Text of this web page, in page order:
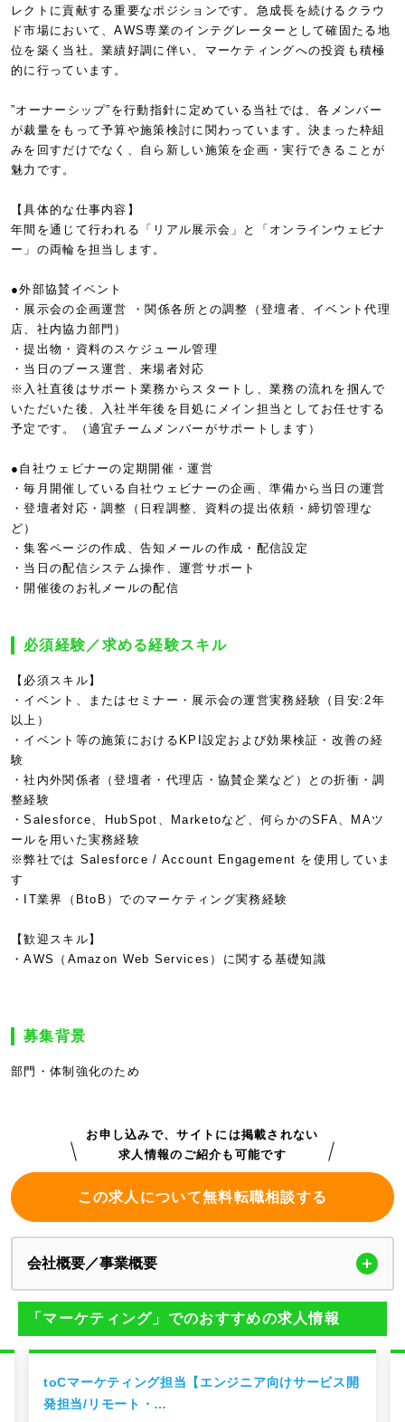
レクトに貢献する重要なポジションです。急成長を続けるクラウ
ド市場において、AWS専業のインテグレーターとして確固たる地
位を築く当社。業績好調に伴い、マーケティングへの投資も積極
的に行っています。
”オーナーシップ”を行動指針に定めている当社では、各メンバー
が裁量をもって予算や施策検討に関わっています。決まった枠組
みを回すだけでなく、自ら新しい施策を企画・実行できることが
魅力です。
【具体的な仕事内容】
年間を通じて行われる「リアル展示会」と「オンラインウェビナ
ー」の両輪を担当します。
●外部協賛イベント
・展示会の企画運営 ・関係各所との調整（登壇者、イベント代理
店、社内協力部門）
・提出物・資料のスケジュール管理
・当日のブース運営、来場者対応
※入社直後はサポート業務からスタートし、業務の流れを掴んで
いただいた後、入社半年後を目処にメイン担当としてお任せする
予定です。（適宜チームメンバーがサポートします）
●自社ウェビナーの定期開催・運営
・毎月開催している自社ウェビナーの企画、準備から当日の運営
・登壇者対応・調整（日程調整、資料の提出依頼・締切管理な
ど）
・集客ページの作成、告知メールの作成・配信設定
・当日の配信システム操作、運営サポート
・開催後のお礼メールの配信
必須経験／求める経験スキル
【必須スキル】
・イベント、またはセミナー・展示会の運営実務経験（目安:2年
以上）
・イベント等の施策におけるKPI設定および効果検証・改善の経
験
・社内外関係者（登壇者・代理店・協賛企業など）との折衝・調
整経験
・Salesforce、HubSpot、Marketoなど、何らかのSFA、MAツ
ールを用いた実務経験
※弊社では Salesforce / Account Engagement を使用していま
す
・IT業界（BtoB）でのマーケティング実務経験
【歓迎スキル】
・AWS（Amazon Web Services）に関する基礎知識
募集背景
部門・体制強化のため
お申し込みで、サイトには掲載されない
求人情報のご紹介も可能です
この求人について無料転職相談する
会社概要／事業概要
「マーケティング」でのおすすめの求人情報
toCマーケティング担当【エンジニア向けサービス開
発担当/リモート・…